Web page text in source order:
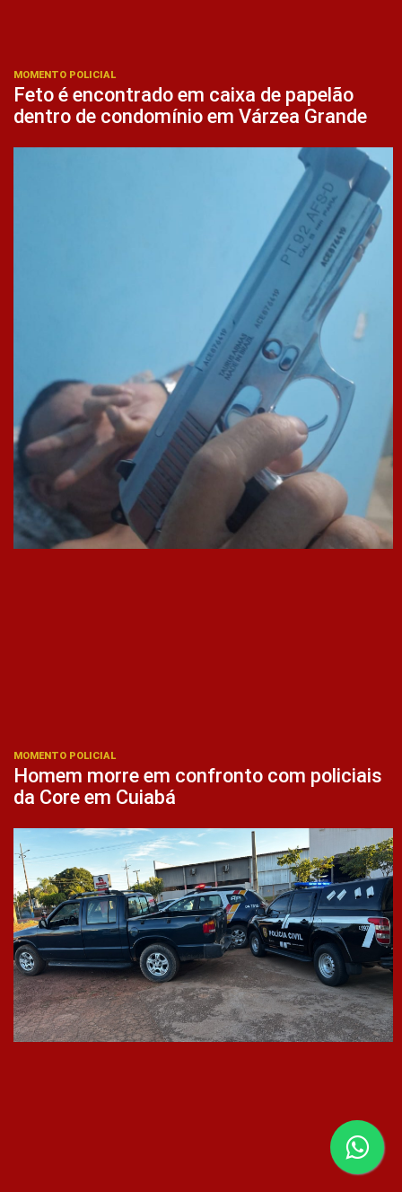
MOMENTO POLICIAL
Feto é encontrado em caixa de papelão
dentro de condomínio em Várzea Grande
MOMENTO POLICIAL
Homem morre em confronto com policiais
da Core em Cuiabá